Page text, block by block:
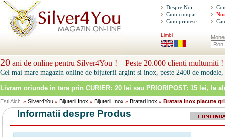
Despre Noi
Cum cumpar
Cum primesc
Limbi
20 ani de online pentru Silver4You ! Peste 20.000 clienti multumiti !
Cel mai mare magazin online de bijuterii argint si inox, peste 2400 de modele,
Livram oriunde in tara prin CURIER: 20 lei sau PRIORIPOST: 15 lei, la
Esti Aici: » Silver4You » Bijuterii Inox » Bijuterii Inox » Bratari inox » Bratara inox placute
Informatii despre Produs